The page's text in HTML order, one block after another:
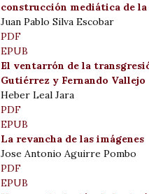
construcción mediática de
Juan Pablo Silva Escobar
PDF
EPUB
El ventarrón de la
Gutiérrez y Fernando Vallejo
Heber Leal Jara
PDF
EPUB
La revancha de las imágenes
Jose Antonio Aguirre Pombo
PDF
EPUB